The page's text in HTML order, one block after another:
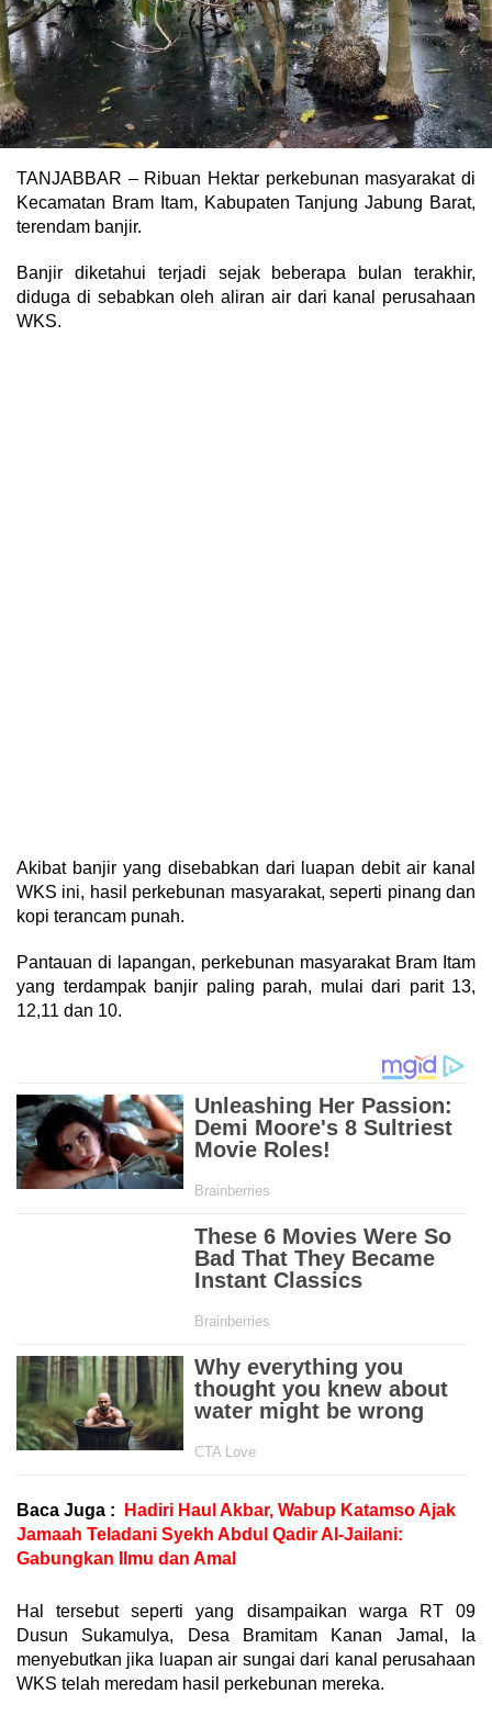
TANJABBAR – Ribuan Hektar perkebunan masyarakat di
Kecamatan Bram Itam, Kabupaten Tanjung Jabung Barat,
terendam banjir.
Banjir diketahui terjadi sejak beberapa bulan terakhir,
diduga di sebabkan oleh aliran air dari kanal perusahaan
WKS.
Akibat banjir yang disebabkan dari luapan debit air kanal
WKS ini, hasil perkebunan masyarakat, seperti pinang dan
kopi terancam punah.
Pantauan di lapangan, perkebunan masyarakat Bram Itam
yang terdampak banjir paling parah, mulai dari parit 13,
12,11 dan 10.
Baca Juga :
Hadiri Haul Akbar, Wabup Katamso Ajak
Jamaah Teladani Syekh Abdul Qadir Al-Jailani:
Gabungkan Ilmu dan Amal
Hal tersebut seperti yang disampaikan warga RT 09
Dusun Sukamulya, Desa Bramitam Kanan Jamal, Ia
menyebutkan jika luapan air sungai dari kanal perusahaan
WKS telah meredam hasil perkebunan mereka.